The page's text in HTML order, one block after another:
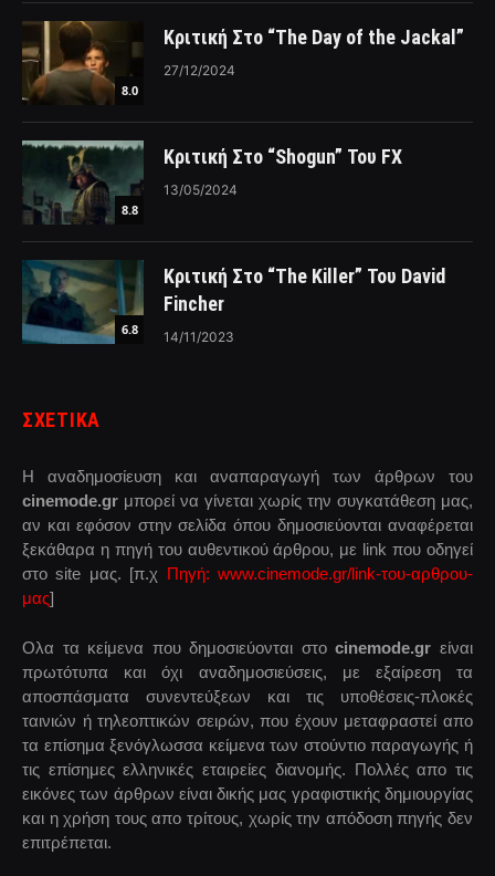
8.0
Κριτική Στο “The Day of the Jackal”
27/12/2024
8.8
Κριτική Στο “Shogun” Του FX
13/05/2024
6.8
Κριτική Στο “The Killer” Του David
Fincher
14/11/2023
ΣΧΕΤΙΚΑ
Η αναδημοσίευση και αναπαραγωγή των άρθρων του
cinemode.gr μπορεί να γίνεται χωρίς την συγκατάθεση μας,
αν και εφόσον στην σελίδα όπου δημοσιεύονται αναφέρεται
ξεκάθαρα η πηγή του αυθεντικού άρθρου, με link που οδηγεί
στο site μας. [π.χ Πηγή: www.cinemode.gr/link-του-αρθρου-
μας]
Ολα τα κείμενα που δημοσιεύονται στοcinemode.gr είναι
πρωτότυπα και όχι αναδημοσιεύσεις, με εξαίρεση τα
αποσπάσματα συνεντεύξεων και τις υποθέσεις-πλοκές
ταινιών ή τηλεοπτικών σειρών, που έχουν μεταφραστεί απο
τα επίσημα ξενόγλωσσα κείμενα των στούντιο παραγωγής ή
τις επίσημες ελληνικές εταιρείες διανομής. Πολλές απο τις
εικόνες των άρθρων είναι δικής μας γραφιστικής δημιουργίας
και η χρήση τους απο τρίτους, χωρίς την απόδοση πηγής δεν
επιτρέπεται.